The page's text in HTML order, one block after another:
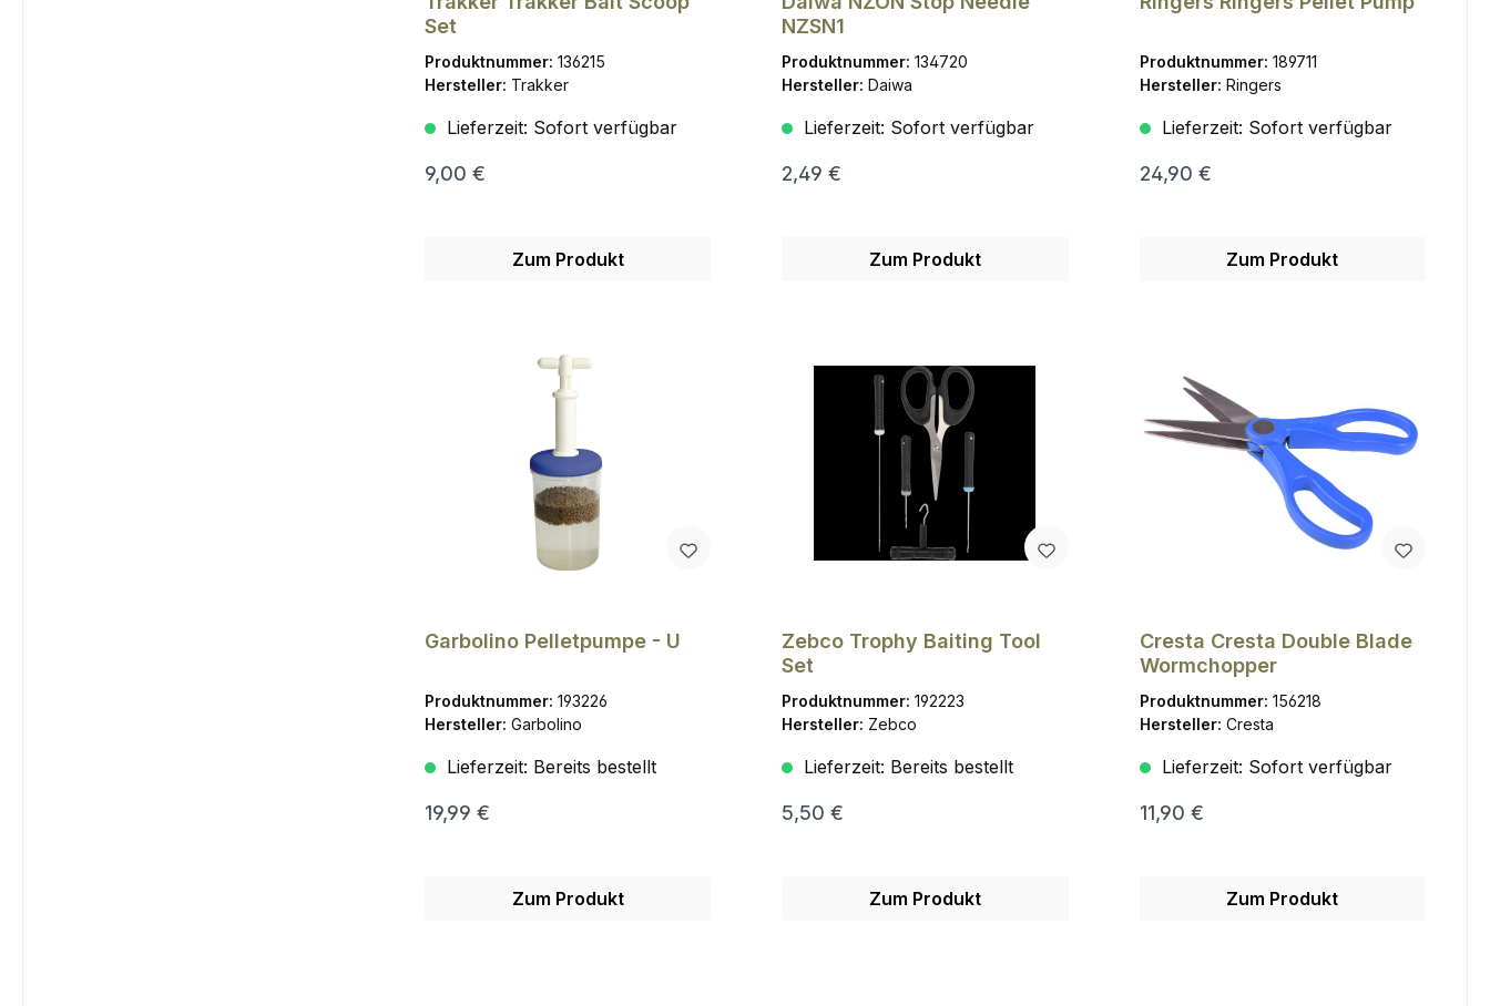
Set
Produktnummer: 136215
Hersteller: Trakker
Lieferzeit: Sofort verfügbar
9,00 €
Zum Produkt
NZSN1
Produktnummer:134720
Hersteller:Daiwa
Lieferzeit: Sofort verfügbar
2,49 €
Zum Produkt
Produktnummer: 189711
Hersteller: Ringers
Lieferzeit: Sofort verfügbar
24,90 €
Zum Produkt
Garbolino Pelletpumpe - U
Produktnummer: 193226
Hersteller: Garbolino
Lieferzeit: Bereits bestellt
19,99 €
Zum Produkt
Zebco Trophy Baiting Tool
Set
Produktnummer:192223
Hersteller: Zebco
Lieferzeit: Bereits bestellt
5,50 €
Zum Produkt
Cresta Cresta Double Blade
Wormchopper
Produktnummer: 156218
Hersteller: Cresta
Lieferzeit: Sofort verfügbar
11,90 €
Zum Produkt